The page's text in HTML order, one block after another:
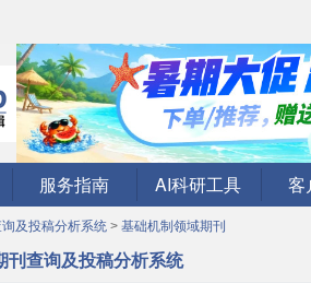
服务指南 AI科研工具 客
及投稿分析系统 > 基础机制领域期刊
刊查询及投稿分析系统